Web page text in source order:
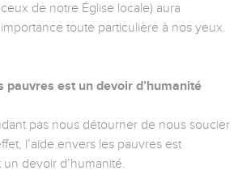
de notre Église locale) aura
toute particulière à nos yeux.
pauvres est un devoir d’humanité
pas nous détourner de nous soucier
l’aide envers les pauvres est
devoir d’humanité.